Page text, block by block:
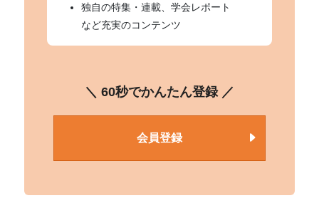
独自の特集・連載、学会レポート
など充実のコンテンツ
＼ 60秒でかんたん登録 ／
会員登録